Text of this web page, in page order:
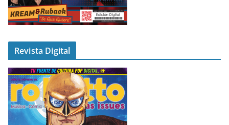
Revista Digital